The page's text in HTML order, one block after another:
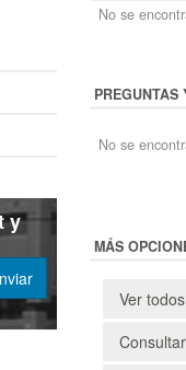
y
No se
PREGUNTAS
No se
MÁS
Ver